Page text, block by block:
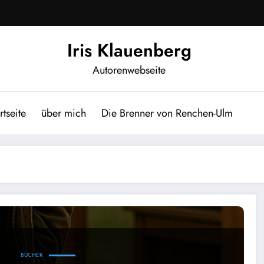
Iris Klauenberg
Autorenwebseite
über mich Die Brenner von Renchen-Ulm
BÜCHER